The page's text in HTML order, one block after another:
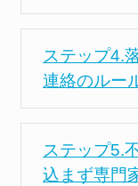
ステップ4.
連絡のルー
ステップ5.
込まず専門